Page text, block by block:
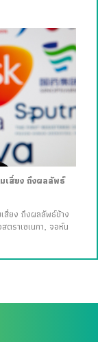
เสี่ยง ถึงผลลัพธ์
สี่ยง ถึงผลลัพธ์ข้าง
ตราเซเนกา, จอห์น